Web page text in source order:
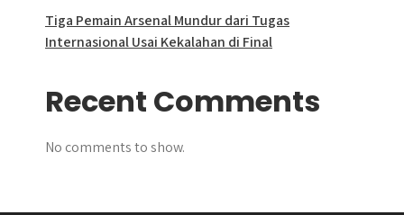
Tiga Pemain Arsenal Mundur dari Tugas
Internasional Usai Kekalahan di Final
Recent Comments
No comments to show.